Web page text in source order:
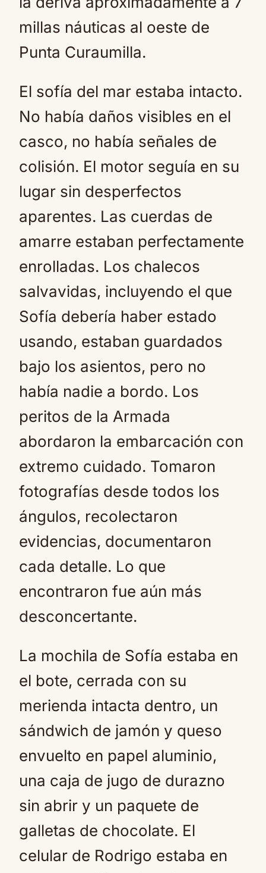
millas náuticas al oeste de
Punta Curaumilla.
El sofía del mar estaba intacto.
No había daños visibles en el
casco, no había señales de
colisión. El motor seguía en su
lugar sin desperfectos
aparentes. Las cuerdas de
amarre estaban perfectamente
enrolladas. Los chalecos
salvavidas, incluyendo el que
Sofía debería haber estado
usando, estaban guardados
bajo los asientos, pero no
había nadie a bordo. Los
peritos de la Armada
abordaron la embarcación con
extremo cuidado. Tomaron
fotografías desde todos los
ángulos, recolectaron
evidencias, documentaron
cada detalle. Lo que
encontraron fue aún más
desconcertante.
La mochila de Sofía estaba en
el bote, cerrada con su
merienda intacta dentro, un
sándwich de jamón y queso
envuelto en papel aluminio,
una caja de jugo de durazno
sin abrir y un paquete de
galletas de chocolate. El
celular de Rodrigo estaba en